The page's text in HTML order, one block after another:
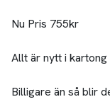
Nu Pris 755kr
Allt är nytt i
Billigare än så blir